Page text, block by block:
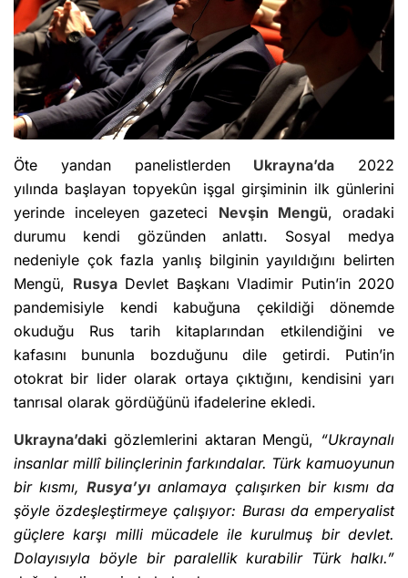
Öte yandan panelistlerden Ukrayna’da 2022
yılında başlayan topyekûn işgal girşiminin ilk günlerini
yerinde inceleyen gazeteci Nevşin Mengü, oradaki
durumu kendi gözünden anlattı. Sosyal medya
nedeniyle çok fazla yanlış bilginin yayıldığını belirten
Mengü, RusyaDevlet Başkanı Vladimir Putin’in 2020
pandemisiyle kendi kabuğuna çekildiği dönemde
okuduğu Rus tarih kitaplarından etkilendiğini ve
kafasını bununla bozduğunu dile getirdi. Putin’in
otokrat bir lider olarak ortaya çıktığını, kendisini yarı
tanrısal olarak gördüğünü ifadelerine ekledi.
Ukrayna’daki gözlemlerini aktaran Mengü, “Ukraynalı
insanlar millî bilinçlerinin farkındalar. Türk kamuoyunun
bir kısmı,Rusya’yı anlamaya çalışırken bir kısmı da
şöyle özdeşleştirmeye çalışıyor: Burası da emperyalist
güçlere karşı milli mücadele ile kurulmuş bir devlet.
Dolayısıyla böyle bir paralellik kurabilir Türk halkı.”